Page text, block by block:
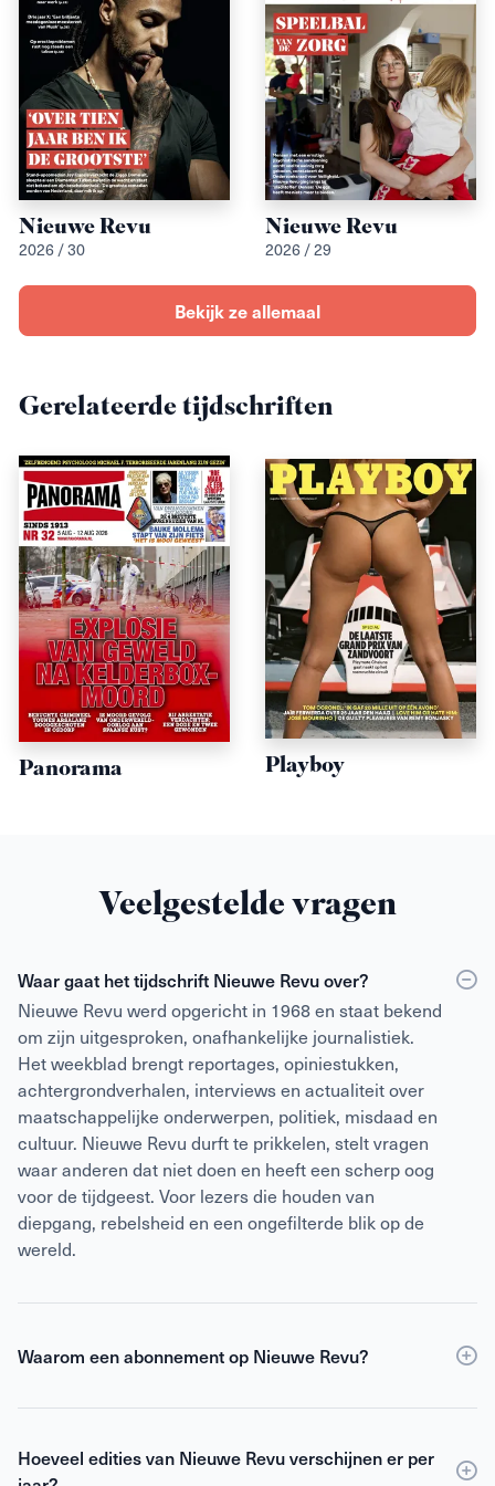
Nieuwe Revu
2026 / 30
Nieuwe Revu
2026 / 29
Bekijk ze allemaal
Gerelateerde tijdschriften
Panorama Playboy
Veelgestelde vragen
Waar gaat het tijdschrift Nieuwe Revu over?
Nieuwe Revu werd opgericht in 1968 en staat bekend
om zijn uitgesproken, onafhankelijke journalistiek.
Het weekblad brengt reportages, opiniestukken,
achtergrondverhalen, interviews en actualiteit over
maatschappelijke onderwerpen, politiek, misdaad en
cultuur. Nieuwe Revu durft te prikkelen, stelt vragen
waar anderen dat niet doen en heeft een scherp oog
voor de tijdgeest. Voor lezers die houden van
diepgang, rebelsheid en een ongefilterde blik op de
wereld.
Waarom een abonnement op Nieuwe Revu?
Eenabonnementop Nieuwe Revu is voordeliger dan
scherpe journalistiek en digitale edities. Je ontvangt
Hoeveel edities van Nieuwe Revu verschijnen er per